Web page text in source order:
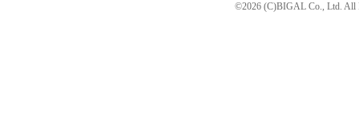
©2026 (C)BIGAL Co., Ltd. All